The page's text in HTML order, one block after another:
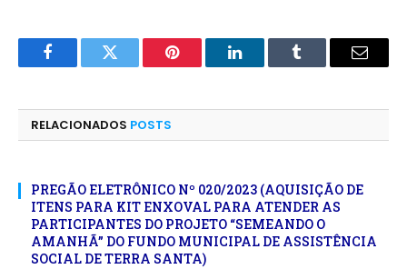
FacebookTwitter Pinterest LinkedInTumblr
E-
RELACIONADOS POSTS
PREGÃO ELETRÔNICO Nº 020/2023 (AQUISIÇÃO DE
ITENS PARA KIT ENXOVAL PARA ATENDER AS
PARTICIPANTES DO PROJETO “SEMEANDO O
AMANHÃ” DO FUNDO MUNICIPAL DE ASSISTÊNCIA
SOCIAL DE TERRA SANTA)